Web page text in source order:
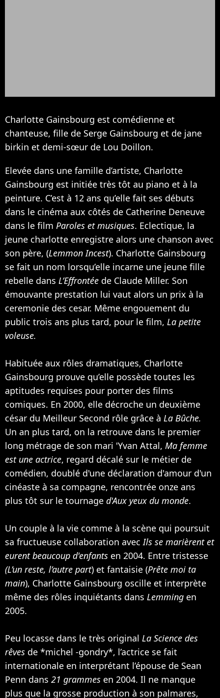
Charlotte Gainsbourg est comédienne et
chanteuse, fille de Serge Gainsbourg et de jane
birkin et demi-sœur de Lou Doillon.
Elevée dans une famille d’artiste, Charlotte
Gainsbourg est initiée très tôt au piano et à la
peinture. C’est à 12 ans qu’elle fait ses débuts
dans le cinéma aux côtés de Catherine Deneuve
dans le film Paroles et musiques. Eclectique, la
jeune charlotte enregistre alors une chanson avec
son père, (Lemmon Incest). Charlotte Gainsbourg
se fait un nom lorsqu’elle incarne une jeune fille
rebelle dans L’Effrontée de Claude Miller. Son
émouvante prestation lui vaut alors un prix à la
ceremonie des cesar. Même engouement du
public trois ans plus tard, pour le film, La petite
voleuse.
Habituée aux rôles dramatiques, Charlotte
Gainsbourg prouve qu’elle possède toutes les
aptitudes requises pour porter des films
comiques. En 2000, elle décroche un deuxième
césar du Meilleur Second rôle grâce à La Bûche.
Un an plus tard, on la retrouve dans le premier
long métrage de son mari 'Yvan Attal, Ma femme
est une actrice, regard décalé sur le métier de
comédien, doublé d'une déclaration d'amour d'un
cinéaste à sa compagne, rencontrée onze ans
plus tôt sur le tournage d'Aux yeux du monde.
Un couple à la vie comme à la scène qui poursuit
sa fructueuse collaboration avecIls se marièrent et
eurent beaucoup d'enfants en 2004. Entre tristesse
(L’un reste, l’autre part) et fantaisie (Prête moi ta
main), Charlotte Gainsbourg oscille et interprète
même des rôles inquiétants dans Lemming en
2005.
Peu locasse dans le très original La Science des
rêves de *michel -gondry*, l’actrice se fait
internationale en interprétant l’épouse de Sean
Penn dans 21 grammes en 2004. Il ne manque
plus que la grosse production à son palmares,